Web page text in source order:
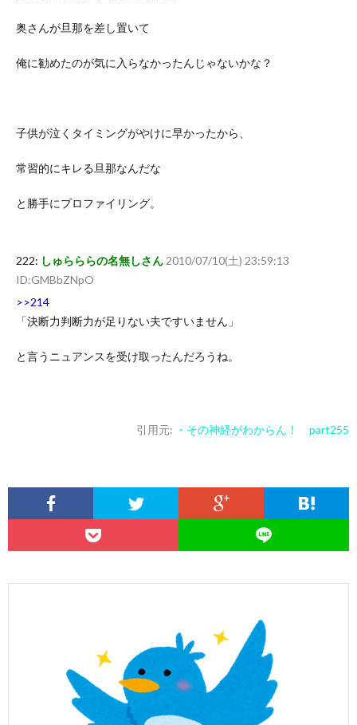
奥さんが旦那を差し置いて
俺に勧めたのが気に入らなかったんじゃないかな？
子供が泣くタイミングがやけに早かったから、
常習的にキレる旦那なんだな
と勝手にプロファイリング。
222: しゅらららの名無しさん 2010/07/10(土) 23:59:13
ID:GMBbZNpO
>>214
「決断力判断力が足りない夫ですいません」
と言うニュアンスを受け取ったんだろうね。
引用元: ・その神経がわからん！ part255